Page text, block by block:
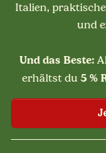
Italien,
und
Und das Beste:
erhältst du 5 %